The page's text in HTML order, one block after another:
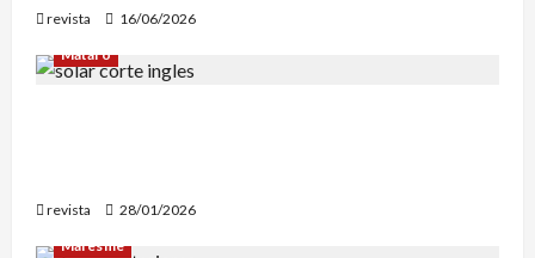
revista
16/06/2026
Mataró
revista
28/01/2026
Maresme